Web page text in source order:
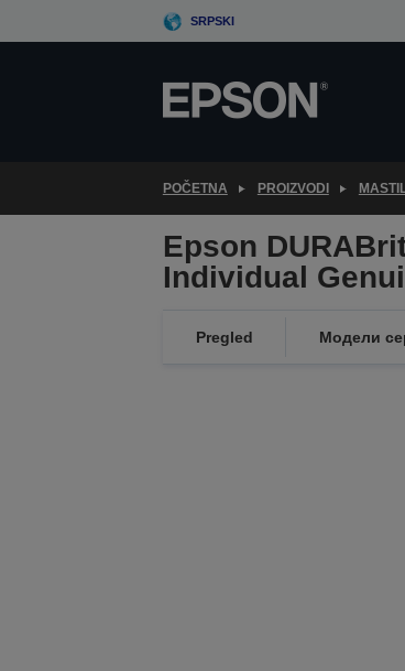
to
SRPSKI
POČETNA PROIZVODI
Epson
Individual
Pregled Модели